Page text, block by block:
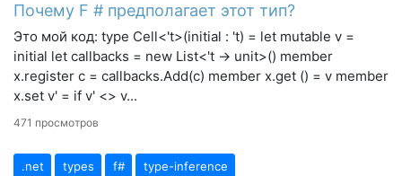
Почему F # предполагает этот тип?
Это мой код: type Cell<'t>(initial : 't) = let mutable v =
initial let callbacks = new List<'t -> unit>() member
x.register c = callbacks.Add(c) member x.get () = v member
x.set v' = if v' <> v...
471 просмотров
.net types f# type-inference